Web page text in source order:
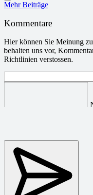
Mehr Beiträge
Kommentare
Hier können Sie Meinung
behalten uns vor,
Richtlinien verstossen.